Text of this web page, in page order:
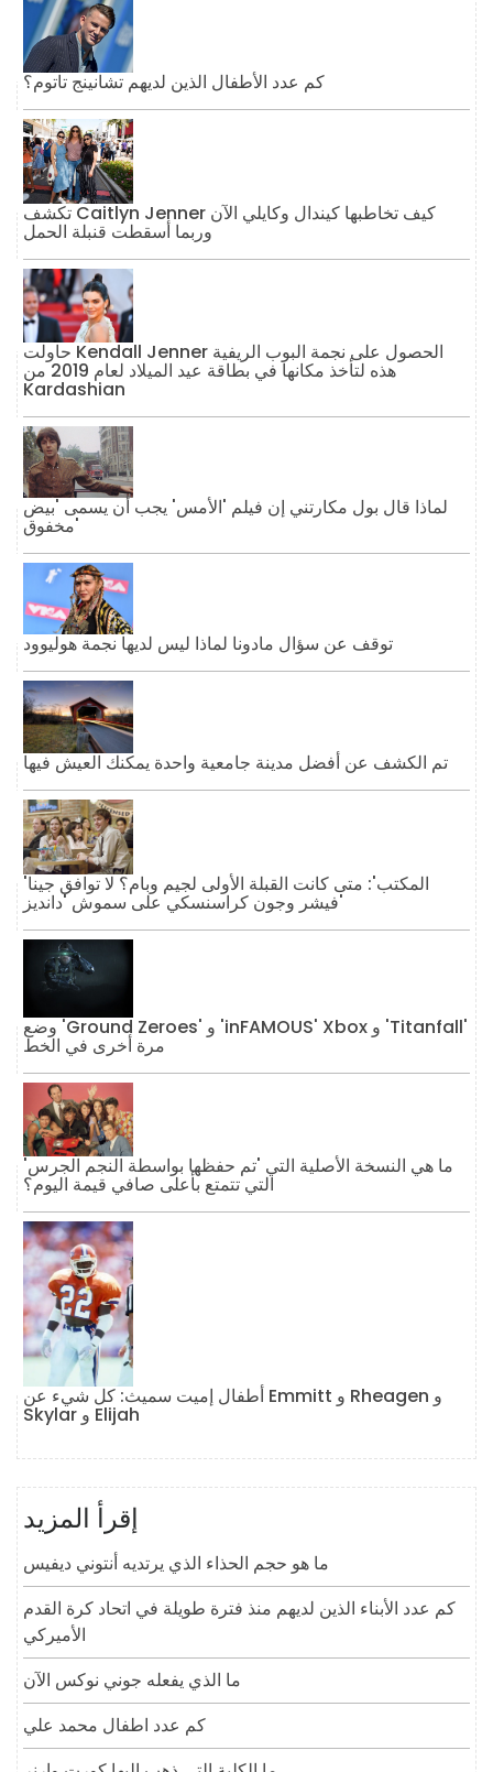
كم عدد الأطفال الذين لديهم تشانينج تاتوم؟
تكشف Caitlyn Jenner كيف تخاطبها كيندال وكايلي الآن
وربما أسقطت قنبلة الحمل
حاولت Kendall Jenner الحصول على نجمة البوب ​​الريفية
هذه لتأخذ مكانها في بطاقة عيد الميلاد لعام 2019 من
Kardashian
لماذا قال بول مكارتني إن فيلم 'الأمس' يجب أن يسمى 'بيض
مخفوق'
توقف عن سؤال مادونا لماذا ليس لديها نجمة هوليوود
تم الكشف عن أفضل مدينة جامعية واحدة يمكنك العيش فيها
'المكتب': متى كانت القبلة الأولى لجيم وبام؟ لا توافق جينا
فيشر وجون كراسنسكي على سموش 'دانديز'
وضع 'Ground Zeroes' و 'inFAMOUS' Xbox و 'Titanfall'
مرة أخرى في الخط
ما هي النسخة الأصلية التي 'تم حفظها بواسطة النجم الجرس'
التي تتمتع بأعلى صافي قيمة اليوم؟
أطفال إميت سميث: كل شيء عن Emmitt و Rheagen و
Skylar و Elijah
إقرأ المزيد
ما هو حجم الحذاء الذي يرتديه أنتوني ديفيس
كم عدد الأبناء الذين لديهم منذ فترة طويلة في اتحاد كرة القدم
الأميركي
ما الذي يفعله جوني نوكس الآن
كم عدد اطفال محمد علي